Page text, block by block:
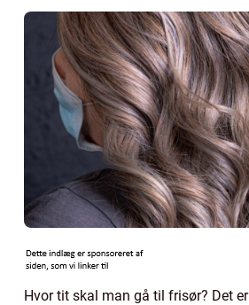
Hvor tit skal man gå til frisør? Det